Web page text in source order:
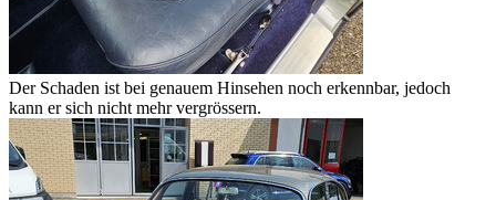
Der Schaden ist bei genauem Hinsehen noch erkennbar, jedoch
kann er sich nicht mehr vergrössern.